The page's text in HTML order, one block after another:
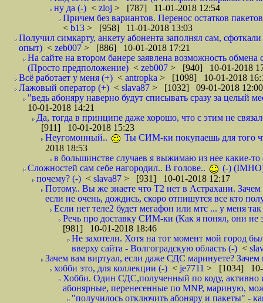
ну да (-) < zloj > [787] 11-01-2018 12:54
Причем без вариантов. Перенос остатков
< b13 > [958] 11-01-2018 13:03
Получил симкарту, анкету абонента заполнял сам,
опыт) < zeb007 > [886] 10-01-2018 17:21
На сайте на втором банере заявлена возможность
(Просто предположение) < zeb007 > [940] 10-01-2018
Всё работает у меня (+) < antropka > [1098] 10-01-2018
Лажовый оператор (+) < slava87 > [1032] 09-01-2018 12:00
"ведь абоняру наверно будут списывать сразу за целый
10-01-2018 14:21
Да, тогда в принципе даже хорошо, что с этим не
[911] 10-01-2018 15:23
Неугомонный..
Ты СИМ-ки покупаешь для того
2018 18:53
в большинстве случаев я выжимаю из нее какие-то
Сложностей сам себе нагородил.. В голове..
(-)
почему? (-) < slava87 > [931] 10-01-2018 12:17
Потому.. Вы же знаете что Т2 нет в Астрахани.
если не очень, дождись, скоро отпишутся все кто
Если нет теле2 будет мегафон или мтс ... у меня
Речь про доставку СИМ-ки (Как я понял, они не
[981] 10-01-2018 18:46
Не захотели. Хотя на тот момент мой город
вверху сайта - Волгоградскую область (-) <
Зачем вам виртуал, если даже СДС маринуете?
хобби это, для коллекции (-) < je7711 > [1034] 10-
Хобби. Один СДС,полученный по коду, активно
абонярные, перенесенные по MNP, мариную,
"получилось отключить абоняру и пакеты" -